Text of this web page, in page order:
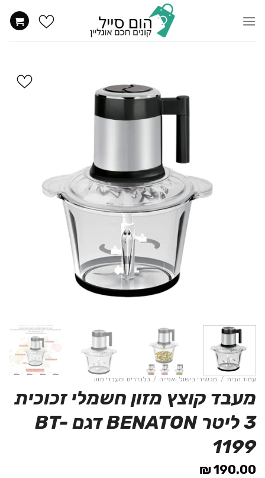
עמוד הבית / מכשירי בישול ואפייה / בלנדרים ומעבדי מזון
מעבד קוצץ מזון חשמלי זכוכית
3 ליטר BENATON דגם BT-
1199
190.00
₪